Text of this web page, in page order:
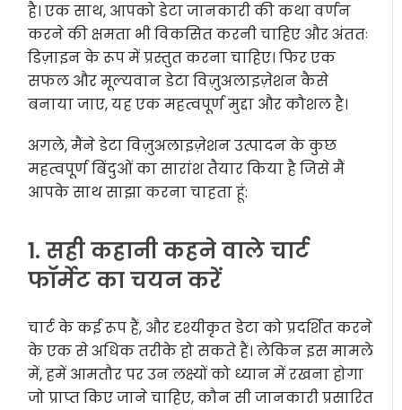
है। एक साथ, आपको डेटा जानकारी की कथा वर्णन
करने की क्षमता भी विकसित करनी चाहिए और अंततः
डिज़ाइन के रूप में प्रस्तुत करना चाहिए। फिर एक
सफल और मूल्यवान डेटा विज़ुअलाइज़ेशन कैसे
बनाया जाए, यह एक महत्वपूर्ण मुद्दा और कौशल है।
अगले, मैंने डेटा विज़ुअलाइज़ेशन उत्पादन के कुछ
महत्वपूर्ण बिंदुओं का सारांश तैयार किया है जिसे मैं
आपके साथ साझा करना चाहता हूं:
1. सही कहानी कहने वाले चार्ट
फॉर्मेट का चयन करें
चार्ट के कई रूप हैं, और दृश्यीकृत डेटा को प्रदर्शित करने
के एक से अधिक तरीके हो सकते हैं। लेकिन इस मामले
में, हमें आमतौर पर उन लक्ष्यों को ध्यान में रखना होगा
जो प्राप्त किए जाने चाहिए, कौन सी जानकारी प्रसारित